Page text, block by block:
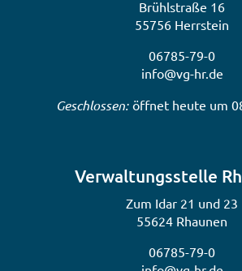
Brühlstraße 16
55756 Herrstein
06785-79-0
info@vg-hr.de
Klicken, um weitere Öffnungs-
Geschlossen: öffnet heute um
Verwaltungsstelle
Zum Idar 21 und 23
55624 Rhaunen
06785-79-0